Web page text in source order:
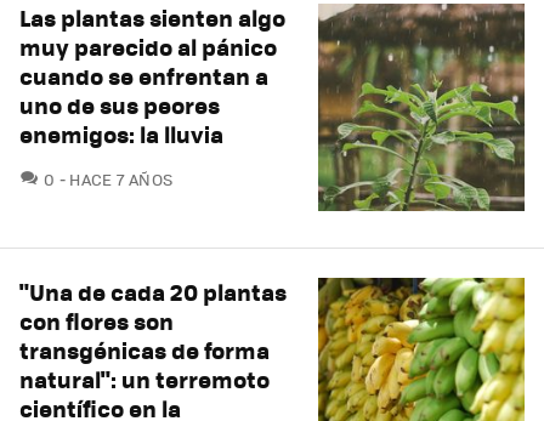
Las plantas sienten algo
muy parecido al pánico
cuando se enfrentan a
uno de sus peores
enemigos: la lluvia
0 COMENTARIOS
HACE 7 AÑOS
"Una de cada 20 plantas
con flores son
transgénicas de forma
natural": un terremoto
científico en la